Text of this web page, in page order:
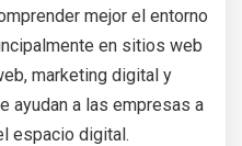
mejor el entorno
en sitios web
marketing digital y
ayudan a las empresas a
espacio digital.